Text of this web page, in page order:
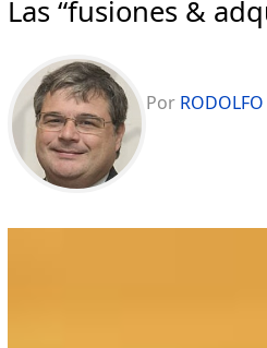
Las “fusiones &
Por